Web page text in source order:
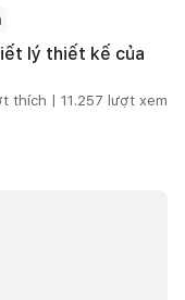
lý thiết kế của
thích | 11.257 lượt xem